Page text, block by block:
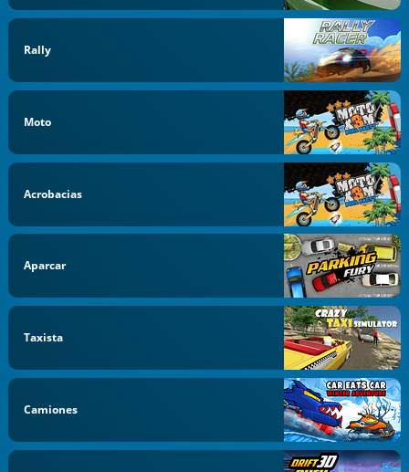
Rally
Moto
Acrobacias
Aparcar
Taxista
Camiones